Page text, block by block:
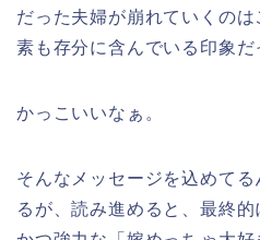
だった夫婦が崩れていくの
素も存分に含んでいる印象だ
かっこいいなぁ。
そんなメッセージを込めて
るが、読み進めると、最終